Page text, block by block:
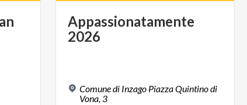
Appassionatamente
2026
Comune di Inzago Piazza Quintino di
Vona, 3